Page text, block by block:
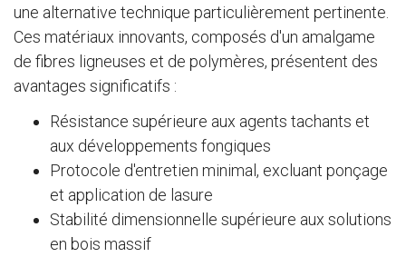
une alternative technique particulièrement pertinente.
Ces matériaux innovants, composés d'un amalgame
de fibres ligneuses et de polymères, présentent des
avantages significatifs :
Résistance supérieure aux agents tachants et
aux développements fongiques
Protocole d'entretien minimal, excluant ponçage
et application de lasure
Stabilité dimensionnelle supérieure aux solutions
en bois massif